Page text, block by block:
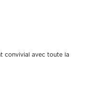
convivial avec toute la